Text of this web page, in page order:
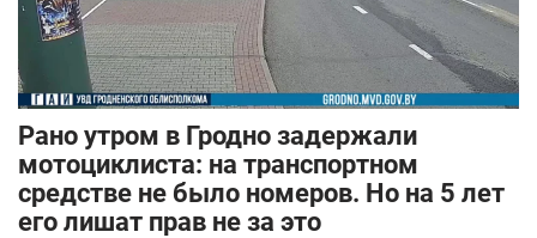
Рано утром в Гродно задержали
мотоциклиста: на транспортном
средстве не было номеров. Но на 5 лет
его лишат прав не за это